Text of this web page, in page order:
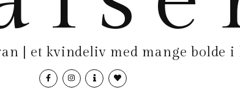
| et kvindeliv med mange bolde